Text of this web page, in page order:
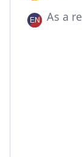
As a